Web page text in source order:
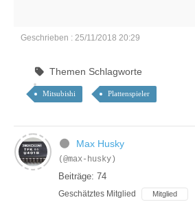
Geschrieben : 25/11/2018 20:29
Themen Schlagworte
Mitsubishi Plattenspieler
Max Husky
(@max-husky)
Beiträge: 74
Geschätztes Mitglied Mitglied